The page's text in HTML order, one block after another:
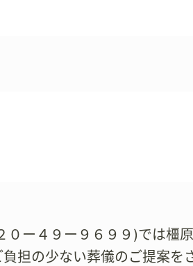
０ー４９ー９６９９)では橿
担の少ない葬儀のご提案を